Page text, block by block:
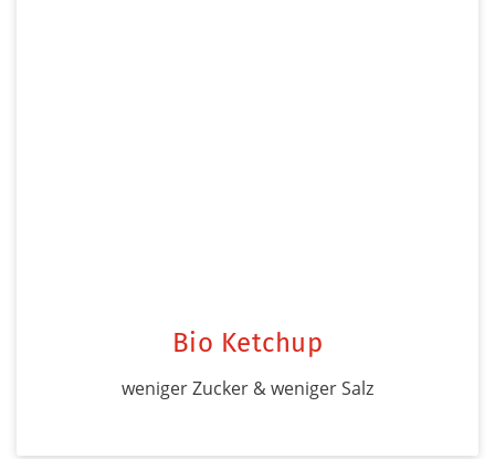
Bio Ketchup
weniger Zucker & weniger Salz